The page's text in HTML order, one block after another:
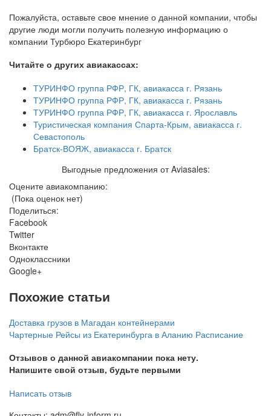
Пожалуйста, оставьте свое мнение о данной компании, чтобы
другие люди могли получить полезную информацию о
компании Турбюро Екатеринбург
Читайте о других авиакассах:
ТУРИНФО группа РФР, ГК, авиакасса г. Рязань
ТУРИНФО группа РФР, ГК, авиакасса г. Рязань
ТУРИНФО группа РФР, ГК, авиакасса г. Ярославль
Туристическая компания Спарта-Крым, авиакасса г.
Севастополь
Братск-ВОЯЖ, авиакасса г. Братск
Выгодные предложения от Aviasales:
Оцените авиакомпанию:
(Пока оценок нет)
Поделиться:
Facebook
Twitter
Вконтакте
Одноклассники
Google+
Похожие статьи
Доставка грузов в Магадан контейнерами
Чартерные Рейсы из Екатеринбурга в Аланию Расписание
Отзывов о данной авиакомпании пока нету.
Напишите свой отзыв, будьте первыми
Написать отзыв